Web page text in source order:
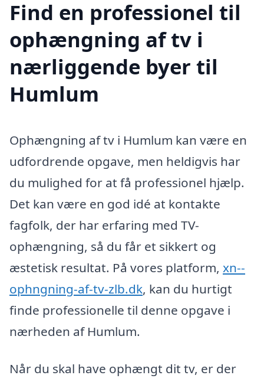
Find en professionel til
ophængning af tv i
nærliggende byer til
Humlum
Ophængning af tv i Humlum kan være en
udfordrende opgave, men heldigvis har
du mulighed for at få professionel hjælp.
Det kan være en god idé at kontakte
fagfolk, der har erfaring med TV-
ophængning, så du får et sikkert og
æstetisk resultat. På vores platform, xn--
ophngning-af-tv-zlb.dk, kan du hurtigt
finde professionelle til denne opgave i
nærheden af Humlum.
Når du skal have ophængt dit tv, er der